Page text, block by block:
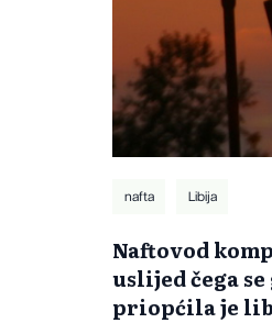
nafta Libija
Naftovod
uslijed čega
priopćila je